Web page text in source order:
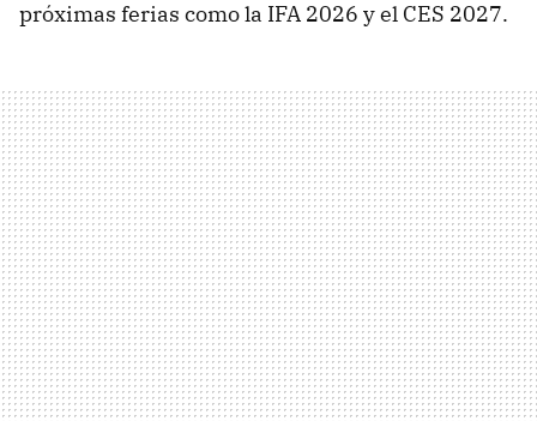
próximas ferias como la IFA 2026 y el CES 2027.